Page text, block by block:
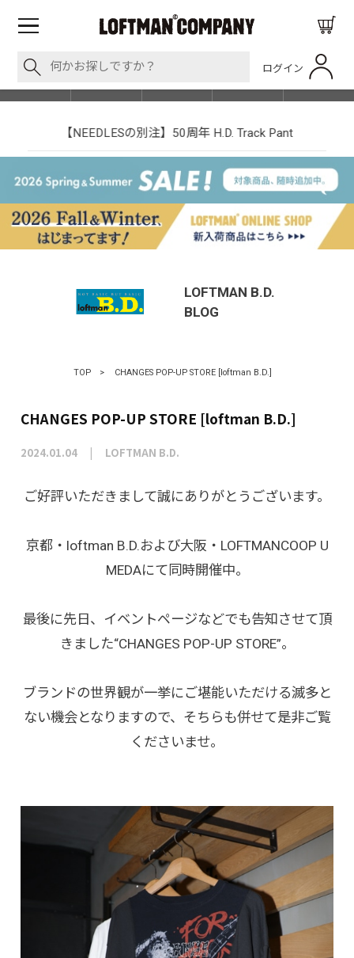
ログイン
SHOP LIST
【NEEDLESの別注】50周年 H.D. Track Pant
LOFTMAN B.D.
BLOG
TOP > CHANGES POP-UP STORE [loftman B.D.]
CHANGES POP-UP STORE [loftman B.D.]
2024.01.04 LOFTMAN B.D.
ご好評いただきまして誠にありがとうございます。
京都・loftman B.D.および大阪・LOFTMANCOOP U
MEDAにて同時開催中。
最後に先日、イベントページなどでも告知させて頂
きました“CHANGES POP-UP STORE”。
ブランドの世界観が一挙にご堪能いただける滅多と
ない機会となりますので、そちらも併せて是非ご覧
くださいませ。